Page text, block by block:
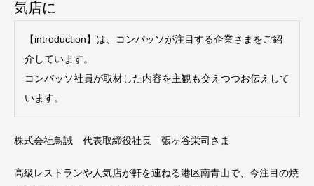
気店に
【introduction】は、コンパッソが注目する企業さまをご紹
介しています。
コンパッソ社員が取材した内容を主観も交えつつお伝えして
います。
株式会社鳥誠 代表取締役社長 張ヶ谷栄司さま
高級レストランや人気店が軒を連ねる港区南青山で、今注目の焼